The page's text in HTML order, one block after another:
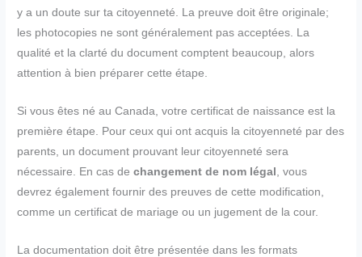
y a un doute sur ta citoyenneté. La preuve doit être originale;
les photocopies ne sont généralement pas acceptées. La
qualité et la clarté du document comptent beaucoup, alors
attention à bien préparer cette étape.
Si vous êtes né au Canada, votre certificat de naissance est la
première étape. Pour ceux qui ont acquis la citoyenneté par des
parents, un document prouvant leur citoyenneté sera
nécessaire. En cas dechangement de nom légal , vous
devrez également fournir des preuves de cette modification,
comme un certificat de mariage ou un jugement de la cour.
La documentation doit être présentée dans les formats